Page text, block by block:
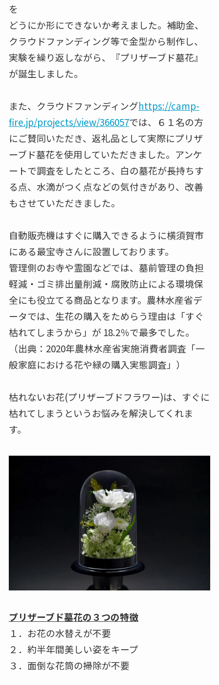
を
どうにか形にできないか考えました。補助金、
クラウドファンディング等で金型から制作し、
実験を繰り返しながら、『プリザーブド墓花』
が誕生しました。
また、クラウドファンディングhttps://camp-
fire.jp/projects/view/366057では、６１名の方
にご賛同いただき、返礼品として実際にプリザ
ーブド墓花を使用していただきました。アンケ
ートで調査をしたところ、白の墓花が長持ちす
る点、水滴がつく点などの気付きがあり、改善
もさせていただきました。
自動販売機はすぐに購入できるように横須賀市
にある最宝寺さんに設置しております。
管理側のお寺や霊園などでは、墓前管理の負担
軽減・ゴミ排出量削減・腐敗防止による環境保
全にも役立てる商品となります。農林水産省デ
ータでは、生花の購入をためらう理由は「すぐ
枯れてしまうから」が 18.2％で最多でした。
（出典：2020年農林水産省実施消費者調査「一
般家庭における花や緑の購入実態調査」）
枯れないお花(プリザーブドフラワー)は、すぐに
枯れてしまうというお悩みを解決してくれま
す。
プリザーブド墓花の３つの特徴
１．お花の水替えが不要
２．約半年間美しい姿をキープ
３．面倒な花筒の掃除が不要